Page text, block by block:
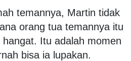
temannya, Martin tidak
orang tua temannya itu
Itu adalah momen
bisa ia lupakan.